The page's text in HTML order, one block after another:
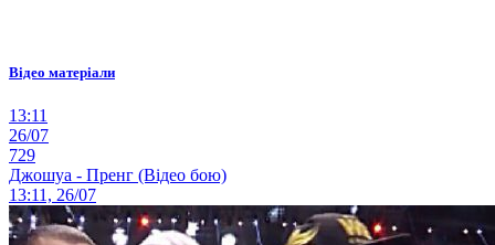
Відео матеріали
13:11
26/07
729
Джошуа - Пренг (Відео бою)
13:11, 26/07